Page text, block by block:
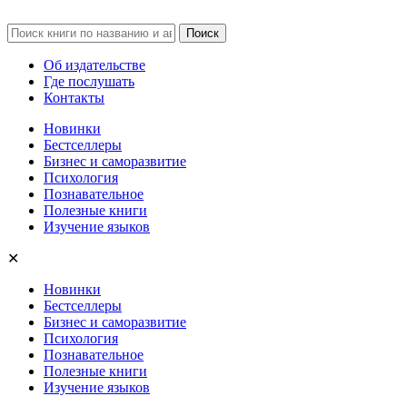
Об издательстве
Где послушать
Контакты
Новинки
Бестселлеры
Бизнес и саморазвитие
Психология
Познавательное
Полезные книги
Изучение языков
✕
Новинки
Бестселлеры
Бизнес и саморазвитие
Психология
Познавательное
Полезные книги
Изучение языков